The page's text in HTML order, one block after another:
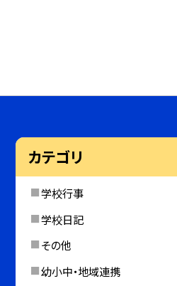
カテゴリ
学校行事
学校日記
その他
幼小中・地域連携